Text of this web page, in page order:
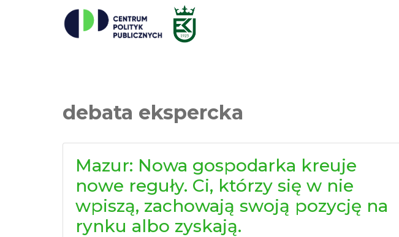
debata ekspercka
Mazur: Nowa gospodarka kreuje
nowe reguły. Ci, którzy się w nie
wpiszą, zachowają swoją pozycję na
rynku albo zyskają.